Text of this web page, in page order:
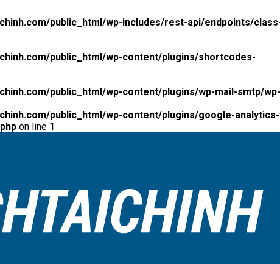
public_html/wp-includes/rest-api/endpoints/
public_html/wp-content/plugins/shortcodes-
public_html/wp-content/plugins/wp-mail-smtp/
public_html/wp-content/plugins/google-
on line 1